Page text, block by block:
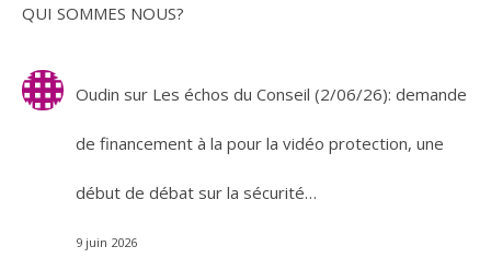
QUI SOMMES NOUS?
Oudin sur Les échos du Conseil (2/06/26): demande
de financement à la pour la vidéo protection, une
début de débat sur la sécurité…
9 juin 2026